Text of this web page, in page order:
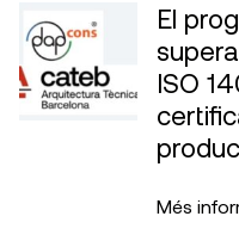
El
ISO
Més